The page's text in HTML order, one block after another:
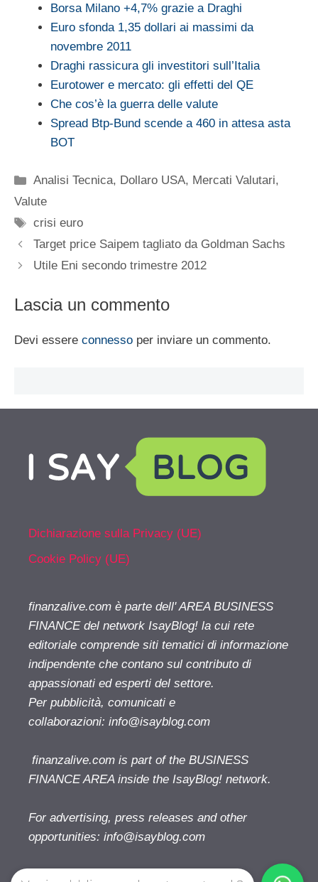
Borsa Milano +4,7% grazie a Draghi
Euro sfonda 1,35 dollari ai massimi da
novembre 2011
Draghi rassicura gli investitori sull’Italia
Eurotower e mercato: gli effetti del QE
Che cos’è la guerra delle valute
Spread Btp-Bund scende a 460 in attesa asta
BOT
Categorie
Analisi Tecnica, Dollaro USA, Mercati Valutari,
Valute
Tag
crisi euro
Target price Saipem tagliato da Goldman Sachs
Utile Eni secondo trimestre 2012
Lascia un commento
Devi essere connesso per inviare un commento.
Dichiarazione sulla Privacy (UE)
Cookie Policy (UE)
finanzalive.com è parte dell' AREA BUSINESS
FINANCE del network IsayBlog! la cui rete
editoriale comprende siti tematici di informazione
indipendente che contano sul contributo di
appassionati ed esperti del settore.
Per pubblicità, comunicati e
collaborazioni: info@isayblog.com
finanzalive.com is part of the BUSINESS
FINANCE AREA inside the IsayBlog! network.
For advertising, press releases and other
opportunities: info@isayblog.com